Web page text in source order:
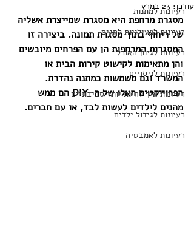
רעיונות למתנות
רעיונות לפעילויות לחגים
רעיונות לגיוון האוכל
רעיונות לניסויים
רעיונות איך להיות יותר סביבתיים
רעיונות לגידול ילדים
רעיונות לאמבטיה
עודכן: 23 במרץ
מסגרת מרחפת היא מסגרת שמייצרת אשליה
של ריחוף בתוך מסגרת תמונה. ביצירה זו
המסגרות המרחפות הן עם הפרחים מיובשים
והן מתאימות לקישוט קירות הבית או
המשרד וגם משמשות כמתנה נהדרת.
הפרוייקטים האלו של ה-DIY הם ממש
מהנים לילדים לעשות לבד, או עם חברים.